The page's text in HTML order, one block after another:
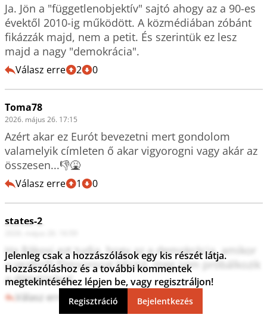
Ja. Jön a "függetlenobjektív" sajtó ahogy az a 90-es
évektől 2010-ig működött. A közmédiában zóbánt
fikázzák majd, nem a petit. És szerintük ez lesz
majd a nagy "demokrácia".
Válasz erre 2 0
Toma78
2026. május 26. 17:15
Azért akar ez Eurót bevezetni mert gondolom
valamelyik címleten ő akar vigyorogni vagy akár az
összesen...👎🤮
Válasz erre 1 0
states-2
Ha Rákosi ezt tudja, hogy az a demokrácia, amikor
a vezérről filmsorozat készül, meg sem próbálkozik
a diktatúrával.
Válasz erre 1 0
Jelenleg csak a hozzászólások egy kis részét látja.
Hozzászóláshoz és a további kommentek
megtekintéséhez lépjen be, vagy regisztráljon!
Regisztráció Bejelentkezés